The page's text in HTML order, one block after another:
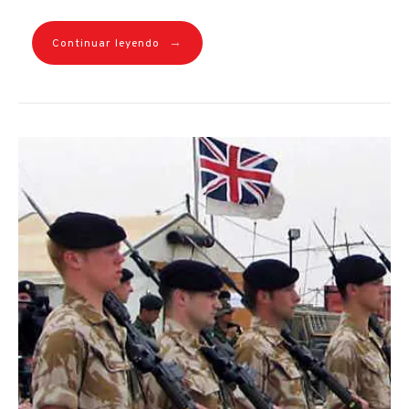
Continuar leyendo →